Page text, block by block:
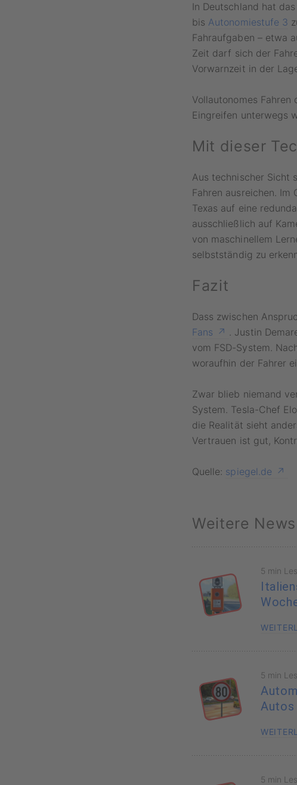
In Deutschland hat
bis Autonomiestufe 3
Fahraufgaben – etwa
Zeit darf sich der
Vorwarnzeit in der
Vollautonomes
Eingreifen unterwegs
Mit dieser
Aus technischer Sicht
Fahren ausreichen.
Texas auf eine
ausschließlich auf
von maschinellem
selbstständig zu
Fazit
Dass zwischen
Fans
. Justin
vom FSD-System.
woraufhin der Fahrer
Zwar blieb niemand
System. Tesla-Chef
die Realität sieht
Vertrauen ist gut,
Quelle: spiegel.de
Weitere
5 min
5 min
Autos
5 min